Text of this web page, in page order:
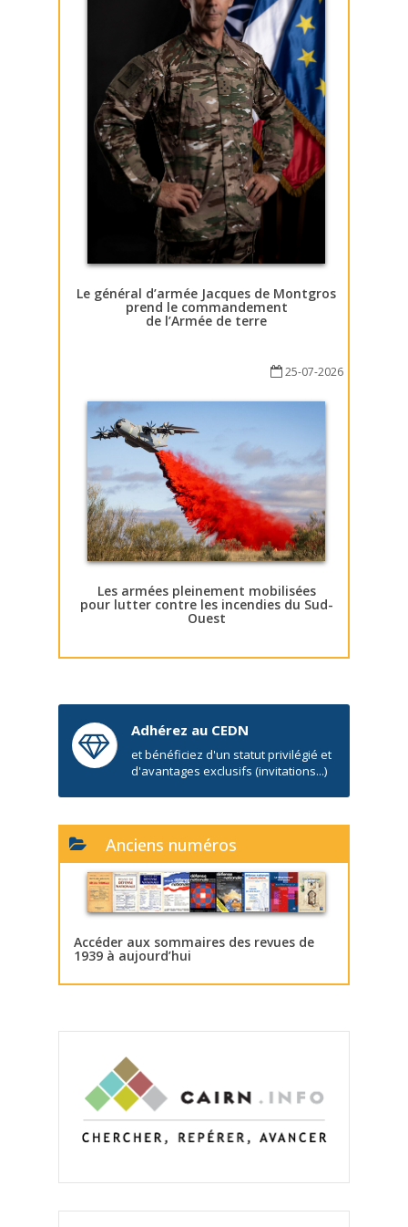
Le général d’armée Jacques de Montgros
prend le commandement
de l’Armée de terre
25-07-2026
Les armées pleinement mobilisées
pour lutter contre les incendies du Sud-
Ouest
Adhérez au CEDN
et bénéficiez d'un statut privilégié et
d'avantages exclusifs (invitations...)
Anciens numéros
Accéder aux sommaires des revues de
1939 à aujourd’hui